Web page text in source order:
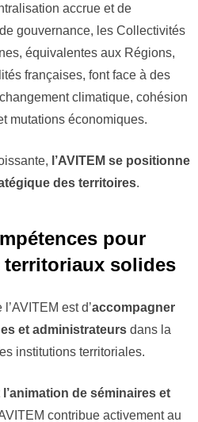
accrue et de
gouvernance, les Collectivités
équivalentes aux Régions,
françaises, font face à des
climatique, cohésion
mutations économiques.
l’AVITEM se positionne
des territoires.
pour
solides
est d’accompagner
et administrateurs dans la
institutions territoriales.
de séminaires et
contribue activement au